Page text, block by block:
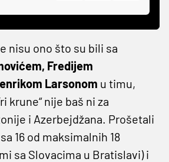
nisu ono što su bili sa
Fredijem
Larsonom u timu,
krune“ nije baš ni za
i Azerbejdžana. Prošetali
16 od maksimalnih 18
sa Slovacima u Bratislavi) i